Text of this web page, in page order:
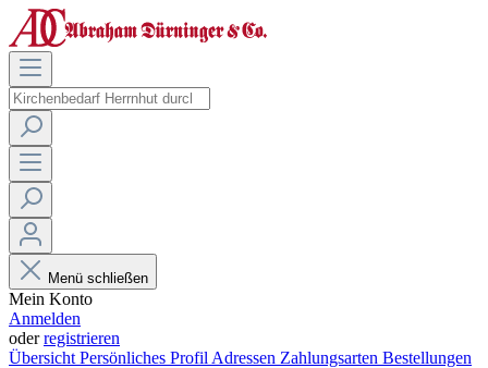
Menü schließen
Mein Konto
Anmelden
oderregistrieren
Übersicht Persönliches Profil Adressen Zahlungsarten Bestellungen